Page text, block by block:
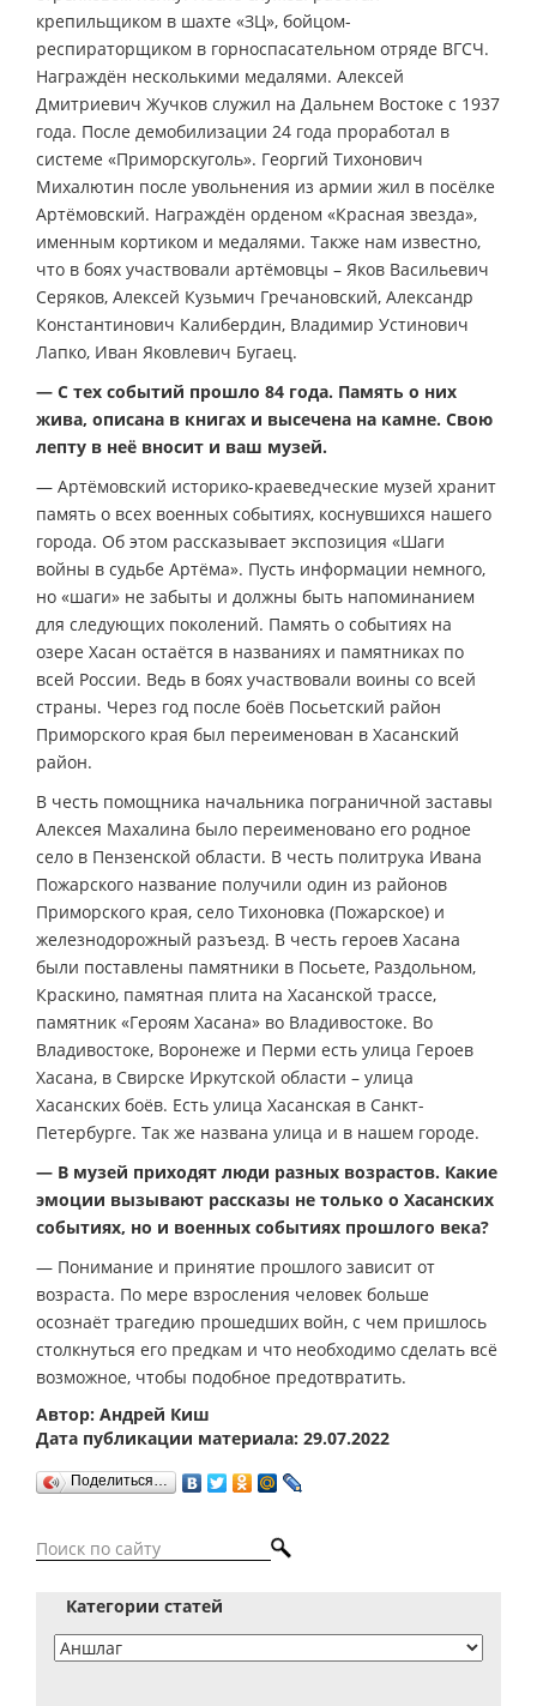
крепильщиком в шахте «ЗЦ», бойцом-
респираторщиком в горноспасательном отряде ВГСЧ.
Награждён несколькими медалями. Алексей
Дмитриевич Жучков служил на Дальнем Востоке с 1937
года. После демобилизации 24 года проработал в
системе «Приморскуголь». Георгий Тихонович
Михалютин после увольнения из армии жил в посёлке
Артёмовский. Награждён орденом «Красная звезда»,
именным кортиком и медалями. Также нам известно,
что в боях участвовали артёмовцы – Яков Васильевич
Серяков, Алексей Кузьмич Гречановский, Александр
Константинович Калибердин, Владимир Устинович
Лапко, Иван Яковлевич Бугаец.
— С тех событий прошло 84 года. Память о них
жива, описана в книгах и высечена на камне. Свою
лепту в неё вносит и ваш музей.
— Артёмовский историко-краеведческие музей хранит
память о всех военных событиях, коснувшихся нашего
города. Об этом рассказывает экспозиция «Шаги
войны в судьбе Артёма». Пусть информации немного,
но «шаги» не забыты и должны быть напоминанием
для следующих поколений. Память о событиях на
озере Хасан остаётся в названиях и памятниках по
всей России. Ведь в боях участвовали воины со всей
страны. Через год после боёв Посьетский район
Приморского края был переименован в Хасанский
район.
В честь помощника начальника пограничной заставы
Алексея Махалина было переименовано его родное
село в Пензенской области. В честь политрука Ивана
Пожарского название получили один из районов
Приморского края, село Тихоновка (Пожарское) и
железнодорожный разъезд. В честь героев Хасана
были поставлены памятники в Посьете, Раздольном,
Краскино, памятная плита на Хасанской трассе,
памятник «Героям Хасана» во Владивостоке. Во
Владивостоке, Воронеже и Перми есть улица Героев
Хасана, в Свирске Иркутской области – улица
Хасанских боёв. Есть улица Хасанская в Санкт-
Петербурге. Так же названа улица и в нашем городе.
— В музей приходят люди разных возрастов. Какие
эмоции вызывают рассказы не только о Хасанских
событиях, но и военных событиях прошлого века?
— Понимание и принятие прошлого зависит от
возраста. По мере взросления человек больше
осознаёт трагедию прошедших войн, с чем пришлось
столкнуться его предкам и что необходимо сделать всё
возможное, чтобы подобное предотвратить.
Автор: Андрей Киш
Дата публикации материала: 29.07.2022
Поделиться…
Категории статей